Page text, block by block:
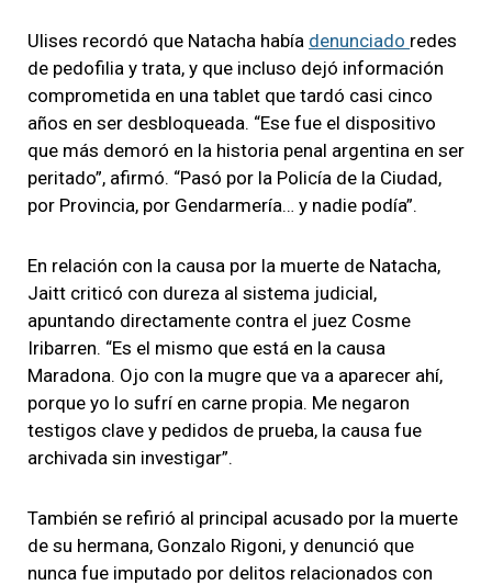
Ulises recordó que Natacha había denunciado redes
de pedofilia y trata, y que incluso dejó información
comprometida en una tablet que tardó casi cinco
años en ser desbloqueada. “Ese fue el dispositivo
que más demoró en la historia penal argentina en ser
peritado”, afirmó. “Pasó por la Policía de la Ciudad,
por Provincia, por Gendarmería… y nadie podía”.
En relación con la causa por la muerte de Natacha,
Jaitt criticó con dureza al sistema judicial,
apuntando directamente contra el juez Cosme
Iribarren. “Es el mismo que está en la causa
Maradona. Ojo con la mugre que va a aparecer ahí,
porque yo lo sufrí en carne propia. Me negaron
testigos clave y pedidos de prueba, la causa fue
archivada sin investigar”.
También se refirió al principal acusado por la muerte
de su hermana, Gonzalo Rigoni, y denunció que
nunca fue imputado por delitos relacionados con